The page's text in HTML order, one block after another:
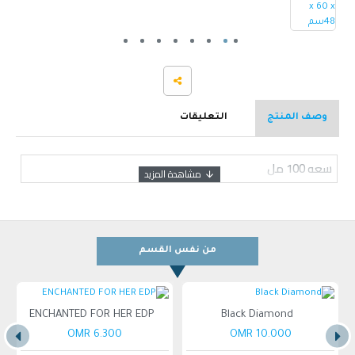
وصف المنتج التعليقات
سعه 100 مل
من نفس القسم
Black Diamond
10.000 OMR
ENCHANTED FOR HER EDP
6.300 OMR